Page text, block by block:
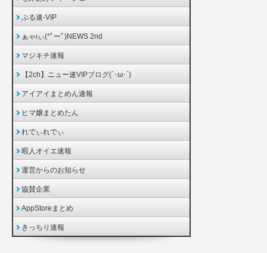
ぶる速-VIP
ぁゃιぃ(*ﾟーﾟ)NEWS 2nd
マジキチ速報
【2ch】ニュー速VIPブログ(`･ω･´)
アイアイまとめん速報
ヒマ嬢まとめたん
れでぃれでぃ
暇人オイエ速報
運営からのお知らせ
協賛企業
AppStoreまとめ
きっちり速報